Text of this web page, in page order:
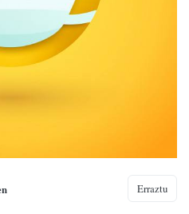
Erraztu